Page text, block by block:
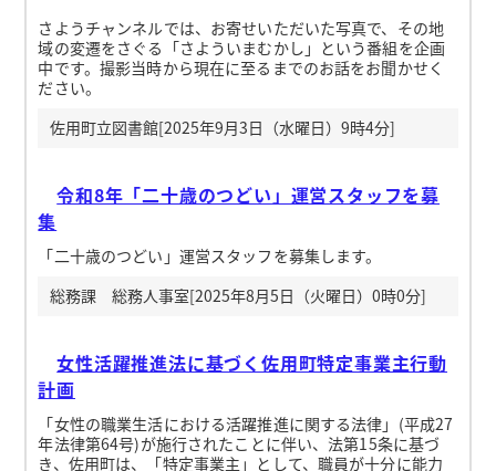
さようチャンネルでは、お寄せいただいた写真で、その地
域の変遷をさぐる「さよういまむかし」という番組を企画
中です。撮影当時から現在に至るまでのお話をお聞かせく
ださい。
佐用町立図書館[2025年9月3日（水曜日）9時4分]
令和8年「二十歳のつどい」運営スタッフを募
集
「二十歳のつどい」運営スタッフを募集します。
総務課 総務人事室[2025年8月5日（火曜日）0時0分]
女性活躍推進法に基づく佐用町特定事業主行動
計画
「女性の職業生活における活躍推進に関する法律」(平成27
年法律第64号)が施行されたことに伴い、法第15条に基づ
き、佐用町は、「特定事業主」として、職員が十分に能力